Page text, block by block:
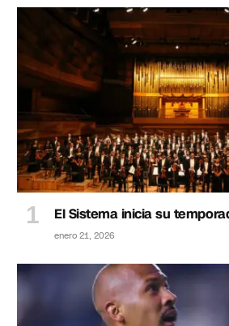
El Sistema inicia su
enero 21, 2026